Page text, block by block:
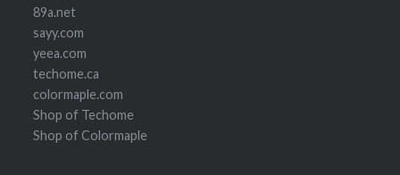
89a.net
sayy.com
yeea.com
techome.ca
colormaple.com
Shop of Techome
Shop of Colormaple